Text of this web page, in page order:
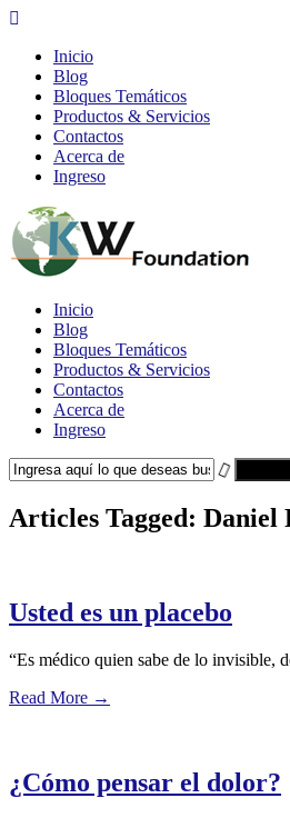
Inicio
Blog
Bloques Temáticos
Productos & Servicios
Contactos
Acerca de
Ingreso
Inicio
Blog
Bloques Temáticos
Productos & Servicios
Contactos
Acerca de
Ingreso
Articles Tagged:
Usted es un placebo
“Es médico quien sabe de lo invisible,
Read More →
¿Cómo pensar el dolor?